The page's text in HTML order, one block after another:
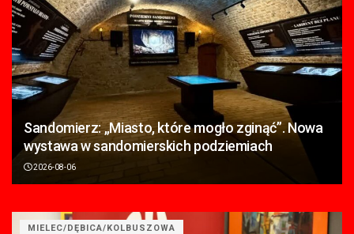
Sandomierz: „Miasto, które mogło zginąć”. Nowa
wystawa w sandomierskich podziemiach
2026-08-06
MIELEC/DĘBICA/KOLBUSZOWA